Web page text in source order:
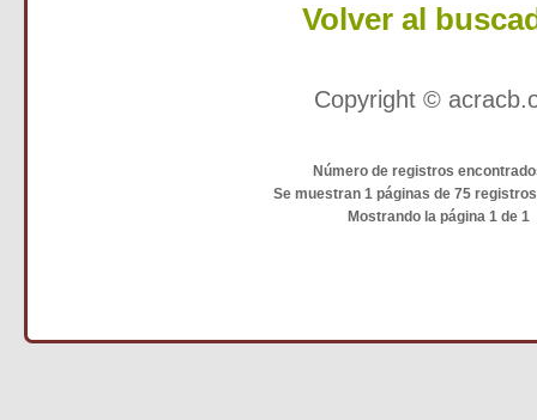
Volver al
Copyright ©
Número de registros
Se muestran 1 páginas de 75
Mostrando la página 1 de 1